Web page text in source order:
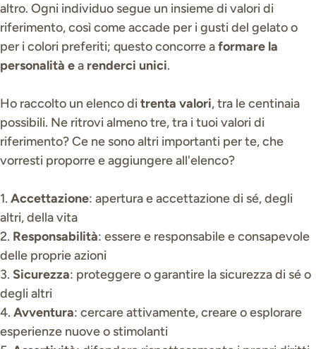
altro. Ogni individuo segue un insieme di valori di
riferimento, così come accade per i gusti del gelato o
per i colori preferiti; questo concorre aformare la
personalità ea renderci unici.
Ho raccolto un elenco di trenta valori, tra le centinaia
possibili. Ne ritrovi almeno tre, tra i tuoi valori di
riferimento? Ce ne sono altri importanti per te, che
vorresti proporre e aggiungere all'elenco?
1. Accettazione: apertura e accettazione di sé, degli
altri, della vita
2. Responsabilità: essere e responsabile e consapevole
delle proprie azioni
3. Sicurezza: proteggere o garantire la sicurezza di sé o
degli altri
4. Avventura: cercare attivamente, creare o esplorare
esperienze nuove o stimolanti